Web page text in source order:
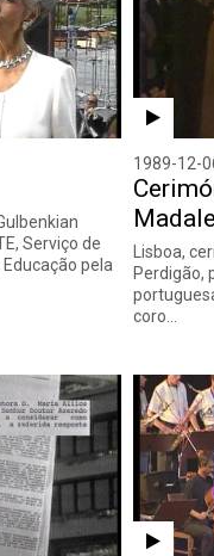
Serviço de
pela
1989-12-
Lisboa,
Perdigão,
coro…